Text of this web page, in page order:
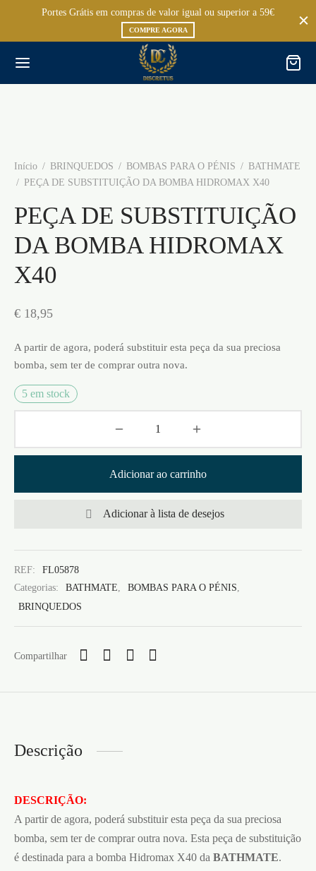
Portes Grátis em compras de valor igual ou superior a 59€
COMPRE AGORA
Início / BRINQUEDOS / BOMBAS PARA O PÉNIS / BATHMATE
/ PEÇA DE SUBSTITUIÇÃO DA BOMBA HIDROMAX X40
PEÇA DE SUBSTITUIÇÃO
DA BOMBA HIDROMAX
X40
€ 18,95
A partir de agora, poderá substituir esta peça da sua preciosa
bomba, sem ter de comprar outra nova.
5 em stock
Adicionar ao carrinho
Adicionar à lista de desejos
REF:
FL05878
Categorias:
BATHMATE BOMBAS PARA O PÉNIS
BRINQUEDOS
Compartilhar
Descrição
DESCRIÇÃO:
A partir de agora, poderá substituir esta peça da sua preciosa
bomba, sem ter de comprar outra nova. Esta peça de substituição
é destinada para a bomba Hidromax X40 da BATHMATE.